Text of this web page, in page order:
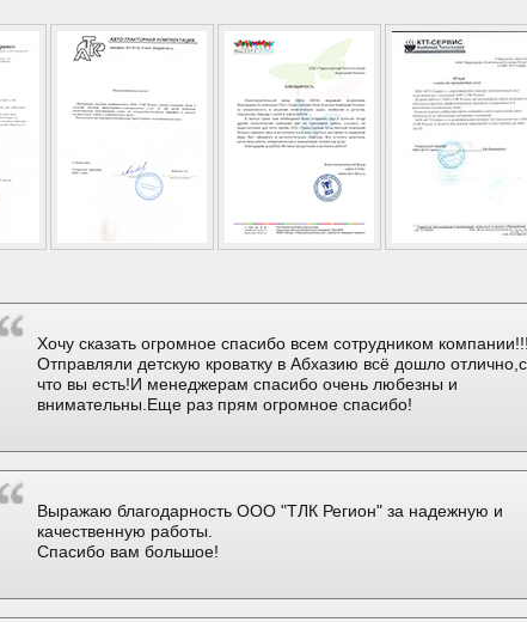
Хочу сказать огромное спасибо всем сотрудником компании!!!
Отправляли детскую кроватку в Абхазию всё дошло
что вы есть!И менеджерам спасибо очень любезны и
внимательны.Еще раз прям огромное спасибо!
Выражаю благодарность ООО "ТЛК Регион" за надежную и
качественную работы.
Спасибо вам большое!